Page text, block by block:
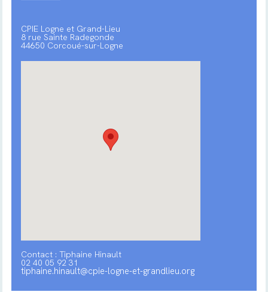
CPIE Logne et Grand-Lieu
8 rue Sainte Radegonde
44650 Corcoué-sur-Logne
Contact : Tiphaine Hinault
02 40 05 92 31
tiphaine.hinault@cpie-logne-et-grandlieu.org